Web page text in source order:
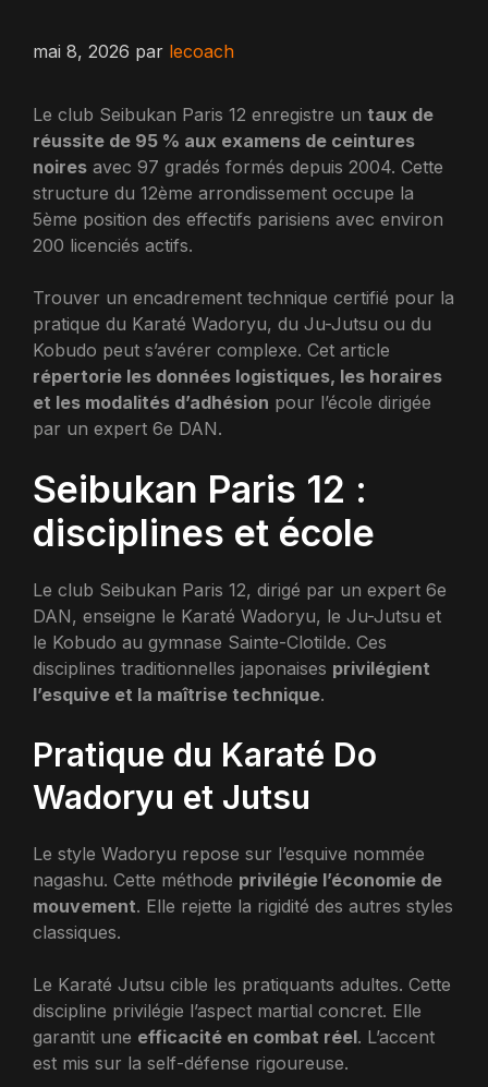
mai 8, 2026 par lecoach
Le club Seibukan Paris 12 enregistre un taux de
réussite de 95 % aux examens de ceintures
noires avec 97 gradés formés depuis 2004. Cette
structure du 12ème arrondissement occupe la
5ème position des effectifs parisiens avec environ
200 licenciés actifs.
Trouver un encadrement technique certifié pour la
pratique du Karaté Wadoryu, du Ju-Jutsu ou du
Kobudo peut s’avérer complexe. Cet article
répertorie les données logistiques, les horaires
et les modalités d’adhésion pour l’école dirigée
par un expert 6e DAN.
Seibukan Paris 12 :
disciplines et école
Le club Seibukan Paris 12, dirigé par un expert 6e
DAN, enseigne le Karaté Wadoryu, le Ju-Jutsu et
le Kobudo au gymnase Sainte-Clotilde. Ces
disciplines traditionnelles japonaises privilégient
l’esquive et la maîtrise technique.
Pratique du Karaté Do
Wadoryu et Jutsu
Le style Wadoryu repose sur l’esquive nommée
nagashu. Cette méthode privilégie l’économie de
mouvement. Elle rejette la rigidité des autres styles
classiques.
Le Karaté Jutsu cible les pratiquants adultes. Cette
discipline privilégie l’aspect martial concret. Elle
garantit une efficacité en combat réel. L’accent
est mis sur la self-défense rigoureuse.